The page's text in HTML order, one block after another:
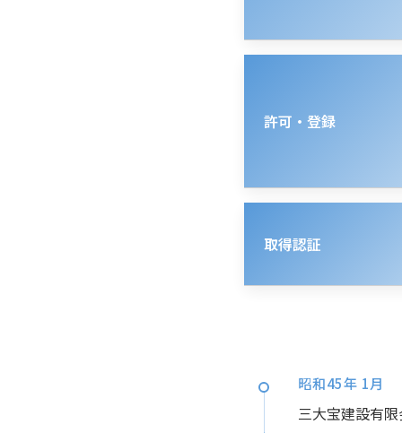
許可・登録
取得認証
昭和45年 1月
三大宝建設有